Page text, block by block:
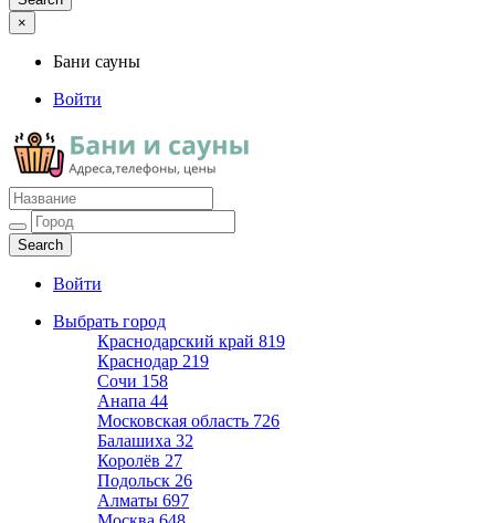
×
Бани сауны
Войти
Бани сауны
Адреса и телефоны
Войти
Выбрать город
Краснодарский край 819
Краснодар 219
Сочи 158
Анапа 44
Московская область 726
Балашиха 32
Королёв 27
Подольск 26
Алматы 697